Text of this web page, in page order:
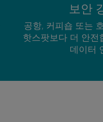
보안
공항, 커피숍 또는
핫스팟보다 더 안전
데이터